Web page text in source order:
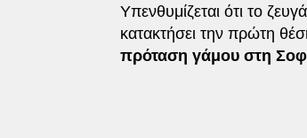
Υπενθυμίζεται ότι το
κατακτήσει την πρώτη
πρόταση γάμου στη